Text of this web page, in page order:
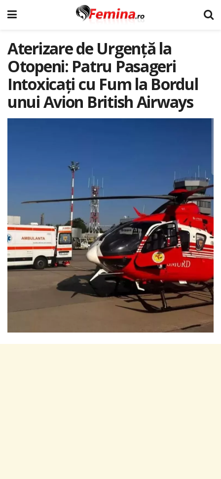
Aterizare de Urgență la
Otopeni: Patru Pasageri
Intoxicați cu Fum la Bordul
unui Avion British Airways